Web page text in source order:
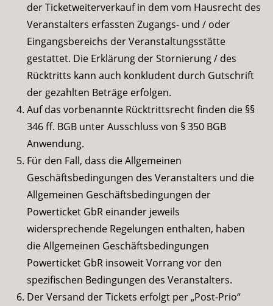
der Ticketweiterverkauf in dem vom Hausrecht des
Veranstalters erfassten Zugangs- und / oder
Eingangsbereichs der Veranstaltungsstätte
gestattet. Die Erklärung der Stornierung / des
Rücktritts kann auch konkludent durch Gutschrift
der gezahlten Beträge erfolgen.
Auf das vorbenannte Rücktrittsrecht finden die §§
346 ff. BGB unter Ausschluss von § 350 BGB
Anwendung.
Für den Fall, dass die Allgemeinen
Geschäftsbedingungen des Veranstalters und die
Allgemeinen Geschäftsbedingungen der
Powerticket GbR einander jeweils
widersprechende Regelungen enthalten, haben
die Allgemeinen Geschäftsbedingungen
Powerticket GbR insoweit Vorrang vor den
spezifischen Bedingungen des Veranstalters.
Der Versand der Tickets erfolgt per „Post-Prio“